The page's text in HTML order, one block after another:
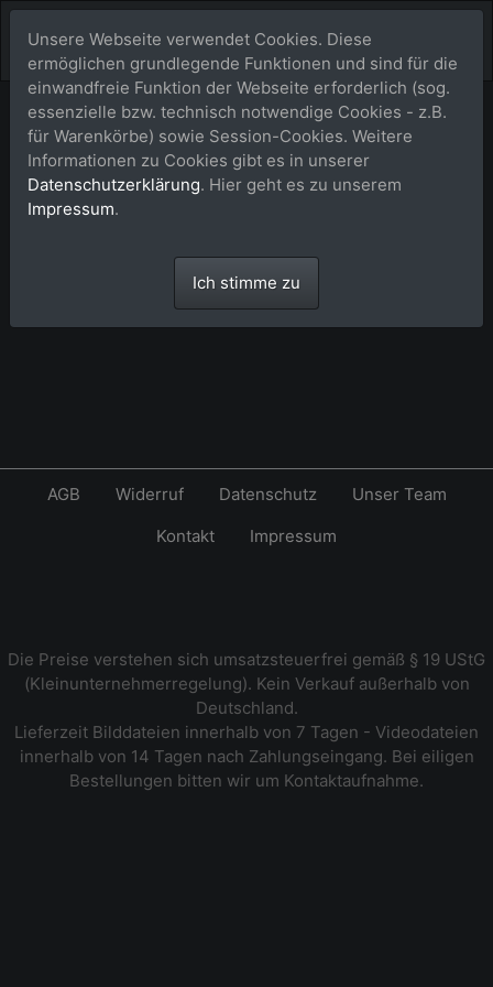
Lightbox (Favoriten)
Die Lightbox ist leer.
Unsere Webseite verwendet Cookies. Diese
ermöglichen grundlegende Funktionen und sind für die
einwandfreie Funktion der Webseite erforderlich (sog.
essenzielle bzw. technisch notwendige Cookies - z.B.
für Warenkörbe) sowie Session-Cookies. Weitere
Informationen zu Cookies gibt es in unserer
Datenschutzerklärung. Hier geht es zu unserem
Impressum.
Ich stimme zu
AGB Widerruf Datenschutz
Unser Team
Kontakt
Impressum
Die Preise verstehen sich umsatzsteuerfrei gemäß § 19 UStG
(Kleinunternehmerregelung). Kein Verkauf außerhalb von
Deutschland.
Lieferzeit Bilddateien innerhalb von 7 Tagen - Videodateien
innerhalb von 14 Tagen nach Zahlungseingang. Bei eiligen
Bestellungen bitten wir um Kontaktaufnahme.